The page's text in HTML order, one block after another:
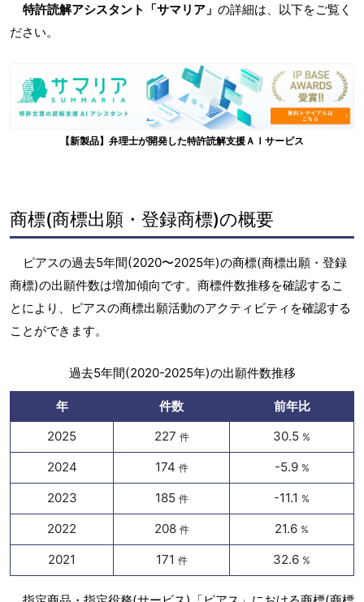
特許読解アシスタント「サマリア」 の詳細は、以下をご覧く
ださい。
【新製品】弁理士が開発した特許読解支援ＡＩサービス
商標(商標出願・登録商標)の概要
ピアスの過去5年間(2020〜2025年)の商標(商標出願・登録
商標)の出願件数は増加傾向です。商標件数推移を確認するこ
とにより、ピアスの商標出願活動のアクティビティを確認する
ことができます。
過去5年間(2020-2025年)の出願件数推移
年 件数
前年比
2025
227 件 30.5 %
2024 174 件 -5.9 %
2023 185 件 -11.1 %
2022 208 件 21.6 %
2021 171 件 32.6 %